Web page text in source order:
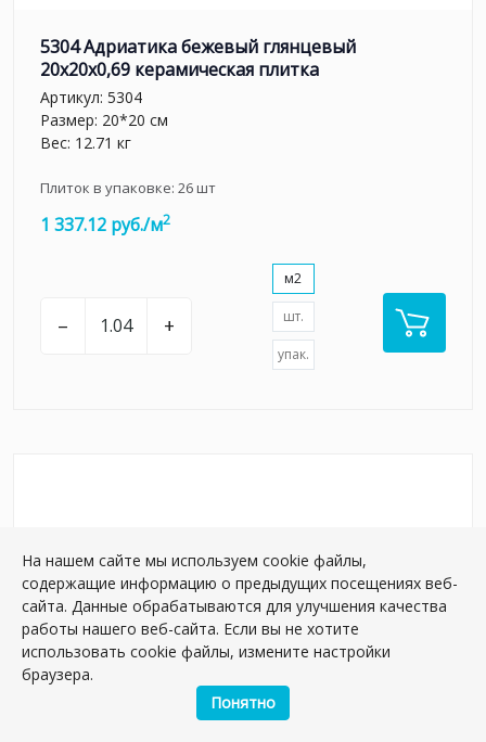
5304 Адриатика бежевый глянцевый
20x20x0,69 керамическая плитка
Артикул: 5304
Размер: 20*20 см
Вес: 12.71 кг
Плиток в упаковке: 26шт
1 337.12 руб./м2
– +
м2
шт.
упак.
5303 Адриатика голубой глянцевый 20x20x0,69
На нашем сайте мы используем cookie файлы,
содержащие информацию о предыдущих посещениях веб-
сайта. Данные обрабатываются для улучшения качества
работы нашего веб-сайта. Если вы не хотите
использовать cookie файлы, измените настройки
браузера.
Понятно